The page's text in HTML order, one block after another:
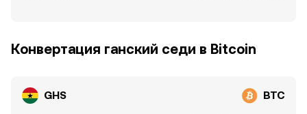
Конвертация ганский седи в Bitcoin
GHS BTC